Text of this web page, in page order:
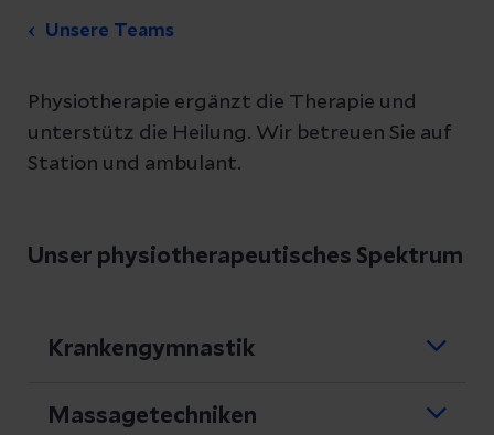
Unsere Teams
Physiotherapie ergänzt die Therapie und
unterstütz die Heilung. Wir betreuen Sie auf
Station und ambulant.
Unser physiotherapeutisches Spektrum
Krankengymnastik
Einige Leistungen können auch ambulant
Massagetechniken